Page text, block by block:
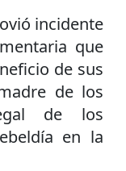
incidente
que
de sus
de los
de los
en la